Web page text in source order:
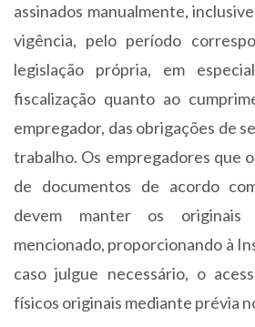
assinados manualmente,
vigência, pelo período
legislação própria, em
fiscalização quanto ao
empregador, das obrigações de
trabalho. Os empregadores que
de documentos de acordo
devem manter os
mencionado, proporcionando à
caso julgue necessário, o
físicos originais mediante prévia